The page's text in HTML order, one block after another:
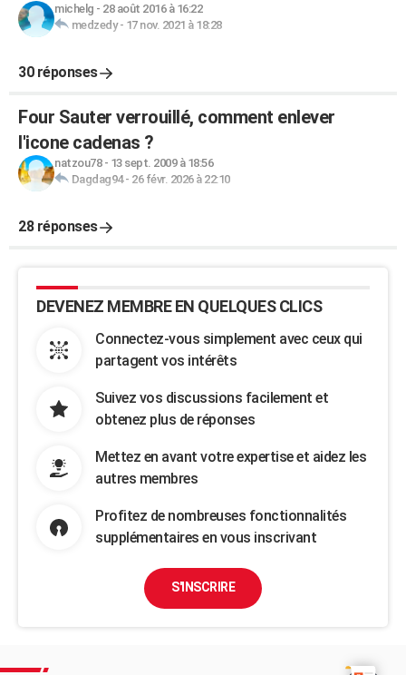
michelg - 28 août 2016 à 16:22
medzedy- 17 nov. 2021 à 18:28
30 réponses
Four Sauter verrouillé, comment enlever
l'icone cadenas ?
natzou78- 13 sept. 2009 à 18:56
Dagdag94- 26 févr. 2026 à 22:10
28 réponses
DEVENEZ MEMBRE EN QUELQUES CLICS
Connectez-vous simplement avec ceux qui
partagent vos intérêts
Suivez vos discussions facilement et
obtenez plus de réponses
Mettez en avant votre expertise et aidez les
autres membres
Profitez de nombreuses fonctionnalités
supplémentaires en vous inscrivant
S'INSCRIRE